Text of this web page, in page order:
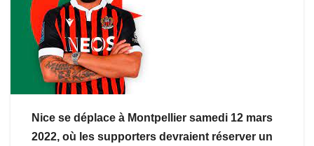
Nice se déplace à Montpellier samedi 12 mars
2022, où les supporters devraient réserver un